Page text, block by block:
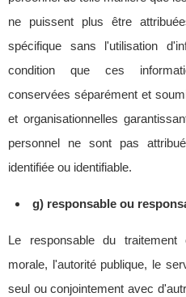
ne puissent plus être
spécifique sans l'utilisation
condition que ces
conservées séparément et
et organisationnelles
personnel ne sont pas
identifiée ou identifiable.
g) responsable ou
Le responsable du
morale, l'autorité publique, le
seul ou conjointement avec